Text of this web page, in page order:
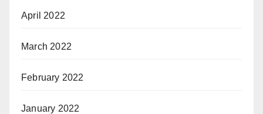
April 2022
March 2022
February 2022
January 2022